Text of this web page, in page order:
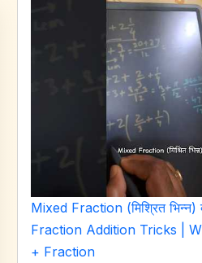
Mixed Fraction (मिश्रित
Fraction Addition Tricks |
+ Fraction